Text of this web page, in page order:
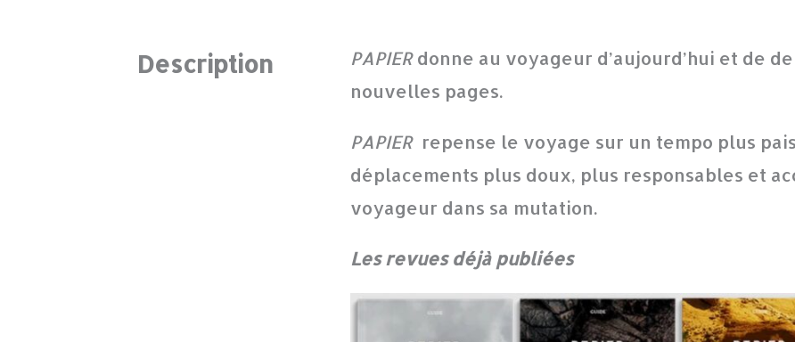
Description PAPIERdonne au voyageur d’aujourd’hui et de
nouvelles pages.
PAPIER repense le voyage sur un tempo plus
déplacements plus doux, plus responsables et
voyageur dans sa mutation.
Les revues déjà publiées